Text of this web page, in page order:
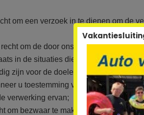
om een verzoek in te dienen om de
om de door ons verwerkte
in de situaties die in wet zijn
zijn voor de doelen waarvoor ze zijn
u toestemming voor een
verwerking ervan;
om bezwaar te maken tegen de